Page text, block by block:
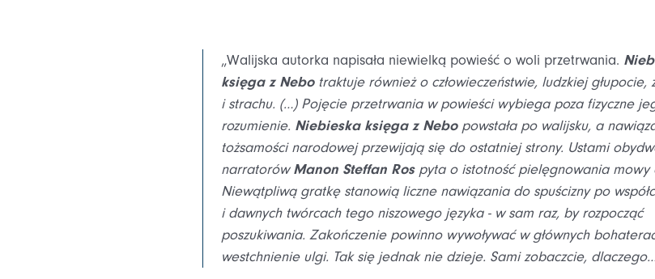
„Walijska autorka napisała niewielką powieść o woli przetrwania.
księga z Nebo traktuje również o człowieczeństwie, ludzkiej głupocie,
i strachu. (…) Pojęcie przetrwania w powieści wybiega poza fizyczne
rozumienie. Niebieska księga z Nebo powstała po walijsku, a
tożsamości narodowej przewijają się do ostatniej strony. Ustami
narratorówManon Steffan Rospyta o istotność pielęgnowania mowy
Niewątpliwą gratkę stanowią liczne nawiązania do spuścizny po
i dawnych twórcach tego niszowego języka - w sam raz, by rozpocząć
poszukiwania. Zakończenie powinno wywoływać w głównych
westchnienie ulgi. Tak się jednak nie dzieje. Sami zobaczcie,